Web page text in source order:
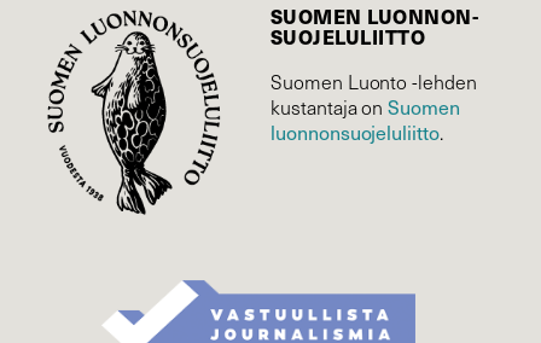
SUOMEN LUONNON­
SUOJELU­LIITTO
Suomen Luonto -lehden
kustantaja onSuomen
luonnonsuojelu­liitto.